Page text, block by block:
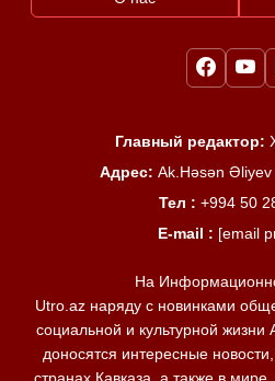
Главный редактор:
Адрес: Ak.Həsən
Тел : +994 50
E-mail : [email
На
Utro.az наряду с новинками
социальной и культурной
доносятся интересные
странах Кавказа, а также в